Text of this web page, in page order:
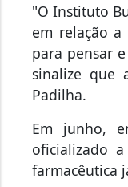
"O Instituto
em relação a
para pensar
sinalize que
Padilha.
Em junho,
oficializado
farmacêutica